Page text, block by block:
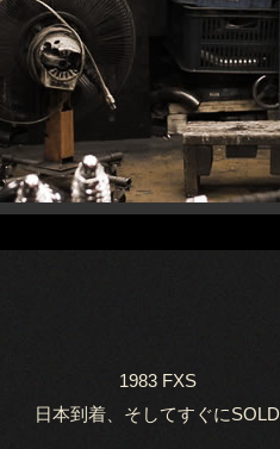
1983 FXS
日本到着、そしてすぐにSOLD